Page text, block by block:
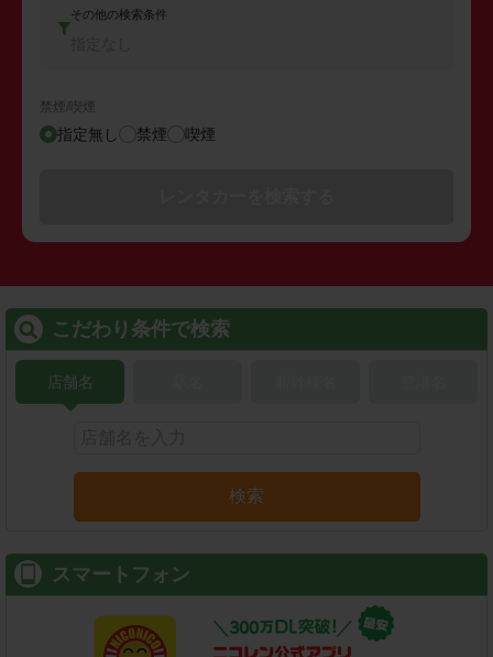
その他の検索条件
禁煙/喫煙
指定無し 禁煙 喫煙
こだわり条件で検索
店舗名
検索
スマートフォン